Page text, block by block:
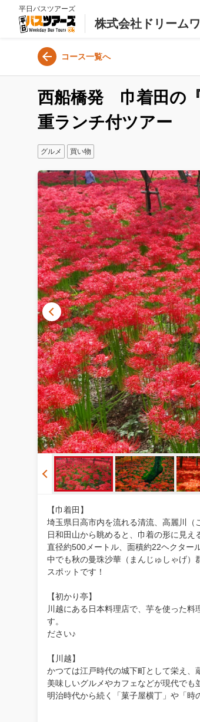
平日バスツアーズ
株式会社ドリーム
コース一覧へ
西船橋発 巾着田の
重ランチ付ツアー
グルメ 買い物
【巾着田】
埼玉県日高市内を流れる清流、高麗川（
日和田山から眺めると、巾着の形に見え
直径約500メートル、面積約22ヘクター
中でも秋の曼珠沙華（まんじゅしゃげ
スポットです！
【初かり亭】
川越にある日本料理店で、芋を使った
す。 うなぎ料理は、創業
ださい♪
【川越】
かつては江戸時代の城下町として栄え、
美味しいグルメやカフェなどが現代で
明治時代から続く「菓子屋横丁」や「時